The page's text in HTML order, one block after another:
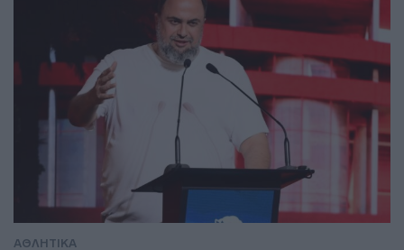
ΑΘΛΗΤΙΚΑ